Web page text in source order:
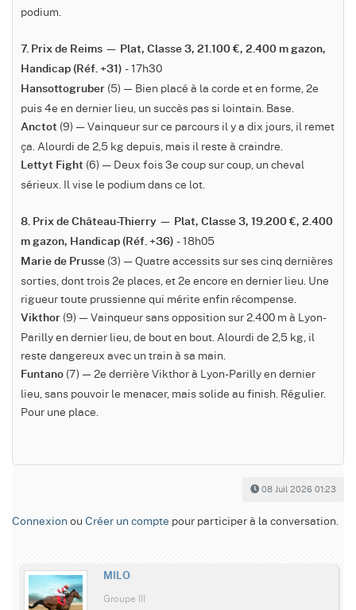
podium.
7. Prix de Reims — Plat, Classe 3, 21.100 €, 2.400 m gazon,
Handicap (Réf. +31) - 17h30
Hansottogruber (5) — Bien placé à la corde et en forme, 2e
puis 4e en dernier lieu, un succès pas si lointain. Base.
Anctot (9) — Vainqueur sur ce parcours il y a dix jours, il remet
ça. Alourdi de 2,5 kg depuis, mais il reste à craindre.
Lettyt Fight (6) — Deux fois 3e coup sur coup, un cheval
sérieux. Il vise le podium dans ce lot.
8. Prix de Château-Thierry — Plat, Classe 3, 19.200 €, 2.400
m gazon, Handicap (Réf. +36) - 18h05
Marie de Prusse (3) — Quatre accessits sur ses cinq dernières
sorties, dont trois 2e places, et 2e encore en dernier lieu. Une
rigueur toute prussienne qui mérite enfin récompense.
Vikthor (9) — Vainqueur sans opposition sur 2.400 m à Lyon-
Parilly en dernier lieu, de bout en bout. Alourdi de 2,5 kg, il
reste dangereux avec un train à sa main.
Funtano (7) — 2e derrière Vikthor à Lyon-Parilly en dernier
lieu, sans pouvoir le menacer, mais solide au finish. Régulier.
Pour une place.
08 Juil 2026 01:23
Connexion ou Créer un compte pour participer à la conversation.
MILO
Groupe III